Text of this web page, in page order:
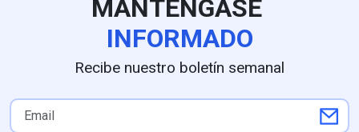
MANTÉNGASE
INFORMADO
Recibe nuestro boletín semanal